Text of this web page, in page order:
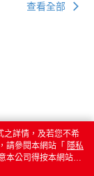
查看全部
之詳情，及若您不希
請參閱本網站「 隱私
本公司得按本網站使